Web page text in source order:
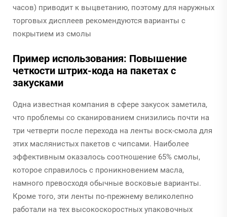
часов) приводит к выцветанию, поэтому для наружных
торговых дисплеев рекомендуются варианты с
покрытием из смолы
Пример использования: Повышение
четкости штрих-кода на пакетах с
закусками
Одна известная компания в сфере закусок заметила,
что проблемы со сканированием снизились почти на
три четверти после перехода на ленты воск-смола для
этих маслянистых пакетов с чипсами. Наиболее
эффективным оказалось соотношение 65% смолы,
которое справилось с проникновением масла,
намного превосходя обычные восковые варианты.
Кроме того, эти ленты по-прежнему великолепно
работали на тех высокоскоростных упаковочных